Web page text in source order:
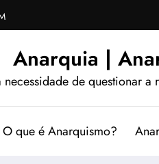
Anarquia |
de questionar
O que é Anarquismo?